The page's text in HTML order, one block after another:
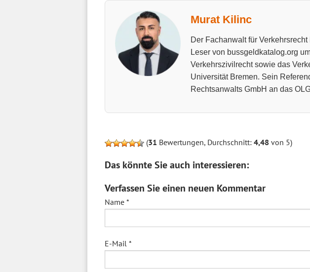
Murat Kilinc
Der Fachanwalt für
Leser von bussgeldkatalog.org
Verkehrszivilrecht sowie das
Universität Bremen. Sein
Rechtsanwalts GmbH an das
(31 Bewertungen, Durchschnitt: 4,48 von 5)
Das könnte Sie auch interessieren:
Verfassen Sie einen neuen Kommentar
Name *
E-Mail *